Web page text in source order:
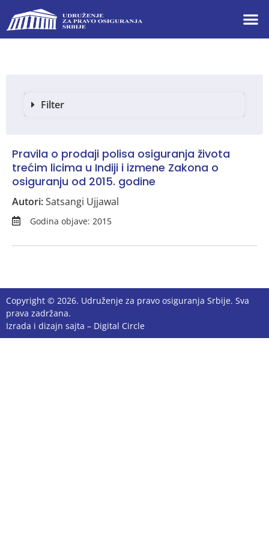
Filter
Pravila o prodaji polisa osiguranja života
trećim licima u Indiji i izmene Zakona o
osiguranju od 2015. godine
Autori:Satsangi Ujjawal
Godina objave: 2015
Copyright © 2026. Udruženje za pravo osiguranja Srbije. Sva
prava zadržana.
Izrada i dizajn sajta – Digital Circle